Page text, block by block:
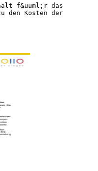
f&uuml;r das
den Kosten der